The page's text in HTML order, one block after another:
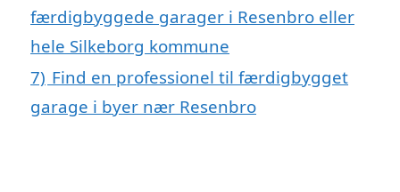
færdigbyggede garager i Resenbro eller
hele Silkeborg kommune
7) Find en professionel til færdigbygget
garage i byer nær Resenbro